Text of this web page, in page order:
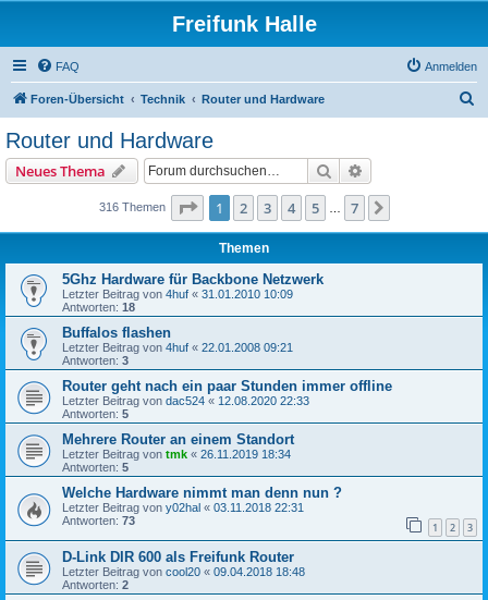
Freifunk Halle
FAQ Anmelden
Foren-Übersicht Technik Router und Hardware
Router und Hardware
Neues Thema Suche
316 Themen Seite 1von
1 2 3 4 5 7
Themen
5Ghz Hardware für Backbone Netzwerk
Letzter Beitrag von 4huf « 31.01.2010 10:09
Antworten: 18
Buffalos flashen
Letzter Beitrag von 4huf « 22.01.2008 09:21
Antworten: 3
Router geht nach ein paar Stunden immer offline
Letzter Beitrag von dac524 « 12.08.2020 22:33
Antworten: 5
Mehrere Router an einem Standort
Letzter Beitrag von tmk « 26.11.2019 18:34
Antworten: 5
Welche Hardware nimmt man denn nun ?
Letzter Beitrag von y02hal « 03.11.2018 22:31
Antworten: 73 1 2 3
D-Link DIR 600 als Freifunk Router
Letzter Beitrag von cool20 « 09.04.2018 18:48
Antworten: 2